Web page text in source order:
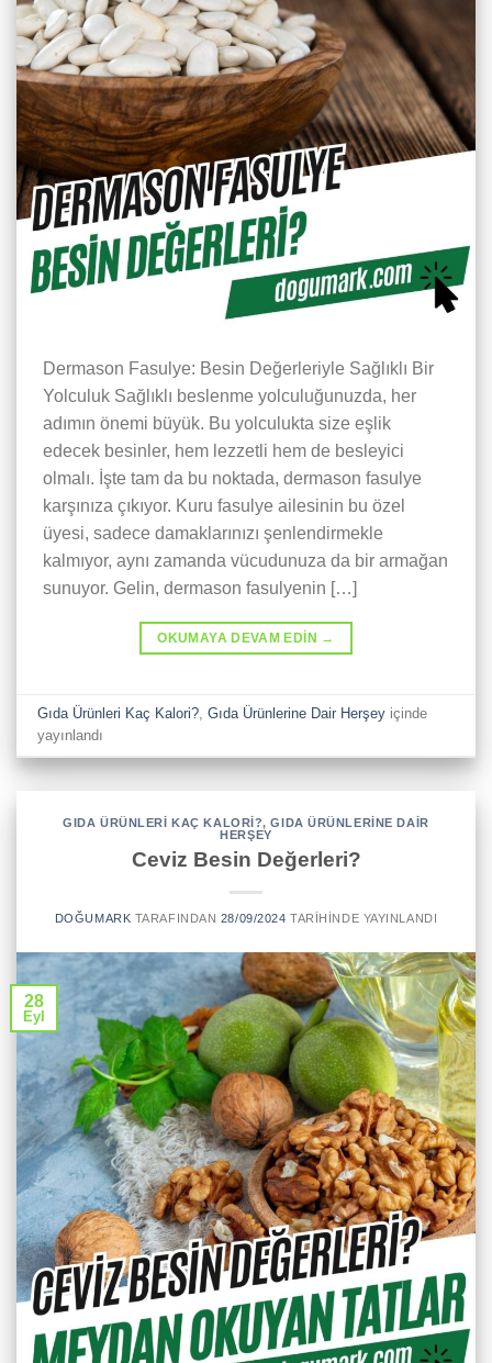
Dermason Fasulye: Besin Değerleriyle Sağlıklı Bir
Yolculuk Sağlıklı beslenme yolculuğunuzda, her
adımın önemi büyük. Bu yolculukta size eşlik
edecek besinler, hem lezzetli hem de besleyici
olmalı. İşte tam da bu noktada, dermason fasulye
karşınıza çıkıyor. Kuru fasulye ailesinin bu özel
üyesi, sadece damaklarınızı şenlendirmekle
kalmıyor, aynı zamanda vücudunuza da bir armağan
sunuyor. Gelin, dermason fasulyenin […]
OKUMAYA DEVAM EDIN →
Gıda Ürünleri Kaç Kalori? ,Gıda Ürünlerine Dair Herşey içinde
yayınlandı
GIDA ÜRÜNLERI KAÇ KALORI?,GIDA ÜRÜNLERINE DAIR
HERŞEY
Ceviz Besin Değerleri?
DOĞUMARK TARAFINDAN 28/09/2024 TARIHINDE YAYINLANDI
28
Eyl